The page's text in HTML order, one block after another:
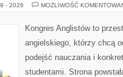
- 2026 MOŻLIWOŚĆ
Kongres Anglistów to
angielskiego, którzy chcą
podejść nauczania i
studentami. Strona